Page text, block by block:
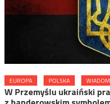
EUROPA POLSKA
W Przemyślu ukraiński